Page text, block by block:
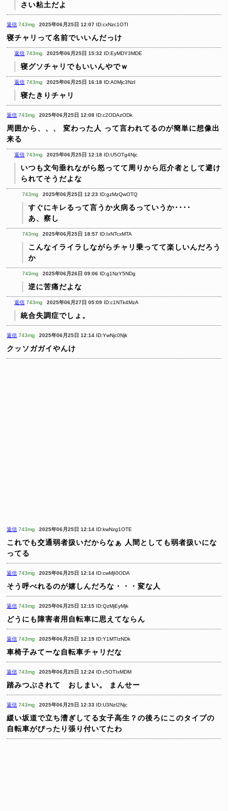
さい粘土だよ
返信 743mg 2025年06月25日 12:07 ID:cxNzc1OTI
寝チャリって名前でいいんだっけ
返信 743mg 2025年06月25日 15:32 ID:EyMDY3MDE
寝グソチャリでもいいんやでｗ
返信 743mg 2025年06月25日 16:18 ID:A0Mjc3NzI
寝たきりチャリ
返信 743mg 2025年06月25日 12:08 ID:c2ODAzODk
周囲から、、、 変わった人 って言われてるのが簡単に想像出
来る
返信 743mg 2025年06月25日 12:18 ID:U5OTg4Njc
いつも文句垂れながら怒ってて周りから厄介者として避け
られてそうだよな
743mg 2025年06月25日 12:23 ID:gzMzQwOTQ
すぐにキレるって言うか火病るっていうか････
あ、察し
743mg 2025年06月25日 18:57 ID:IxNTcxMTA
こんなイライラしながらチャリ乗ってて楽しいんだろう
か
743mg 2025年06月26日 09:06 ID:g1NzY5NDg
逆に苦痛だよな
返信 743mg 2025年06月27日 05:09 ID:c1NTk4MzA
統合失調症でしょ。
返信 743mg 2025年06月25日 12:14 ID:YwNjc0Njk
クッソガガイやんけ
返信 743mg 2025年06月25日 12:14 ID:kwNzg1OTE
これでも交通弱者扱いだからなぁ 人間としても弱者扱いにな
ってる
返信 743mg 2025年06月25日 12:14 ID:cwMjI0ODA
そう呼べれるのが嬉しんだろな・・・変な人
返信 743mg 2025年06月25日 12:15 ID:QzMjEyMjk
どうにも障害者用自転車に思えてならん
返信 743mg 2025年06月25日 12:19 ID:Y1MTIzNDk
車椅子みてーな自転車チャリだな
返信 743mg 2025年06月25日 12:24 ID:c5OTIxMDM
踏みつぶされて おしまい。 まんせー
返信 743mg 2025年06月25日 12:33 ID:U3NzI2Njc
緩い坂道で立ち漕ぎしてる女子高生？の後ろにこのタイプの
自転車がぴったり張り付いてたわ